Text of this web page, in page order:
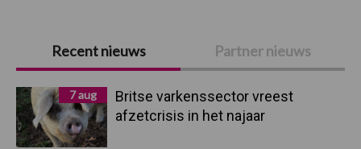
Primaire
Sidebar
Recent nieuws Partner nieuws
7 aug
Britse varkenssector vreest
afzetcrisis in het najaar